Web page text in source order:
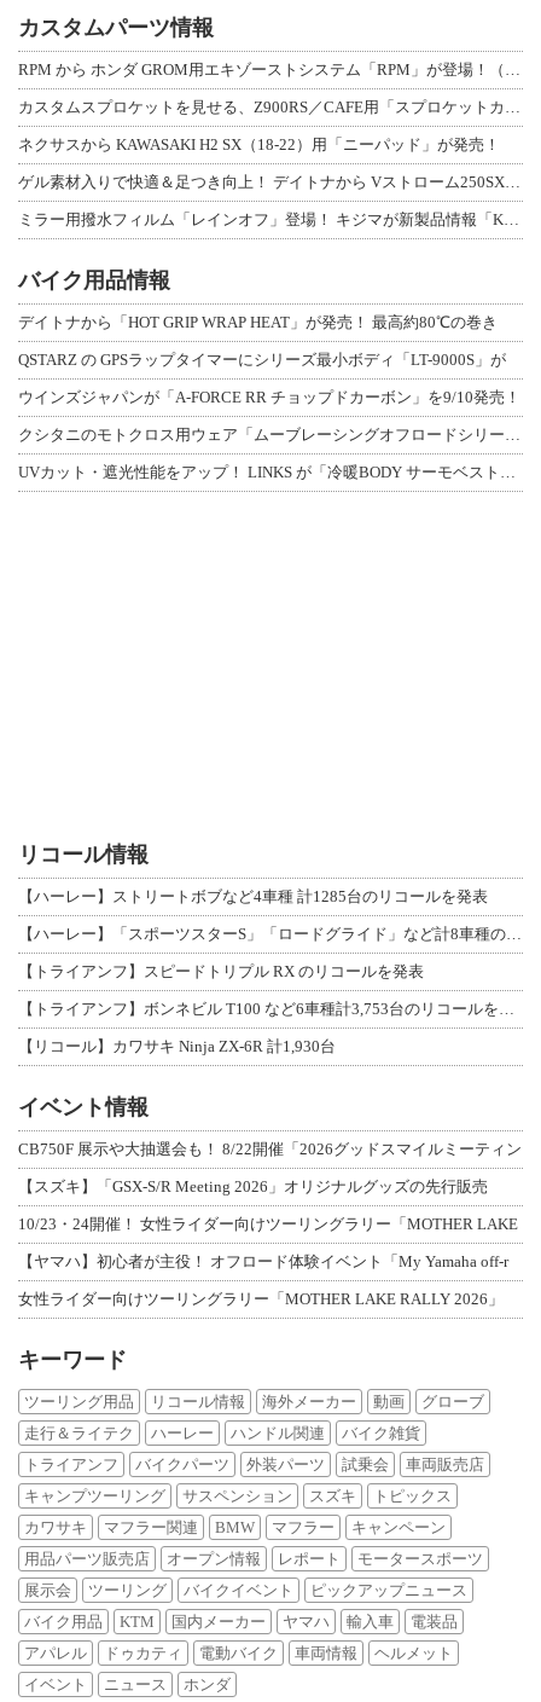
カスタムパーツ情報
RPM から ホンダ GROM用エキゾーストシステム「RPM」が登場！（動画あり
カスタムスプロケットを見せる、Z900RS／CAFE用「スプロケットカバーフルキ
ネクサスから KAWASAKI H2 SX（18-22）用「ニーパッド」が発売！
ゲル素材入りで快適＆足つき向上！ デイトナから Vストローム250SX用「快適ロ
ミラー用撥水フィルム「レインオフ」登場！ キジマが新製品情報「KIJIMA NE
バイク用品情報
デイトナから「HOT GRIP WRAP HEAT」が発売！ 最高約80℃の巻き
QSTARZ の GPSラップタイマーにシリーズ最小ボディ「LT-9000S」が
ウインズジャパンが「A-FORCE RR チョップドカーボン」を9/10発売！
クシタニのモトクロス用ウェア「ムーブレーシングオフロードシリーズ」3アイテムが登
UVカット・遮光性能をアップ！ LINKS が「冷暖BODY サーモベスト」改良
リコール情報
【ハーレー】ストリートボブなど4車種 計1285台のリコールを発表
【ハーレー】「スポーツスターS」「ロードグライド」など計8車種のリコールを発表
【トライアンフ】スピードトリプル RX のリコールを発表
【トライアンフ】ボンネビル T100 など6車種計3,753台のリコールを発表
【リコール】カワサキ Ninja ZX-6R 計1,930台
イベント情報
CB750F 展示や大抽選会も！ 8/22開催「2026グッドスマイルミーティン
【スズキ】「GSX-S/R Meeting 2026」オリジナルグッズの先行販売
10/23・24開催！ 女性ライダー向けツーリングラリー「MOTHER LAKE
【ヤマハ】初心者が主役！ オフロード体験イベント「My Yamaha off-r
女性ライダー向けツーリングラリー「MOTHER LAKE RALLY 2026」
キーワード
ツーリング用品 リコール情報 海外メーカー 動画
グローブ
走行＆ライテク
ハーレー ハンドル関連
バイク雑貨
トライアンフ
バイクパーツ 外装パーツ 試乗会
車両販売店
キャンプツーリング
サスペンション スズキ
トピックス
カワサキ
マフラー関連 BMW マフラー
キャンペーン
用品パーツ販売店
オープン情報 レポート
モータースポーツ
展示会
ツーリング バイクイベント
ピックアップニュース
バイク用品
KTM 国内メーカー ヤマハ 輸入車
電装品
アパレル
ドゥカティ 電動バイク 車両情報
ヘルメット
イベント
ニュース ホンダ